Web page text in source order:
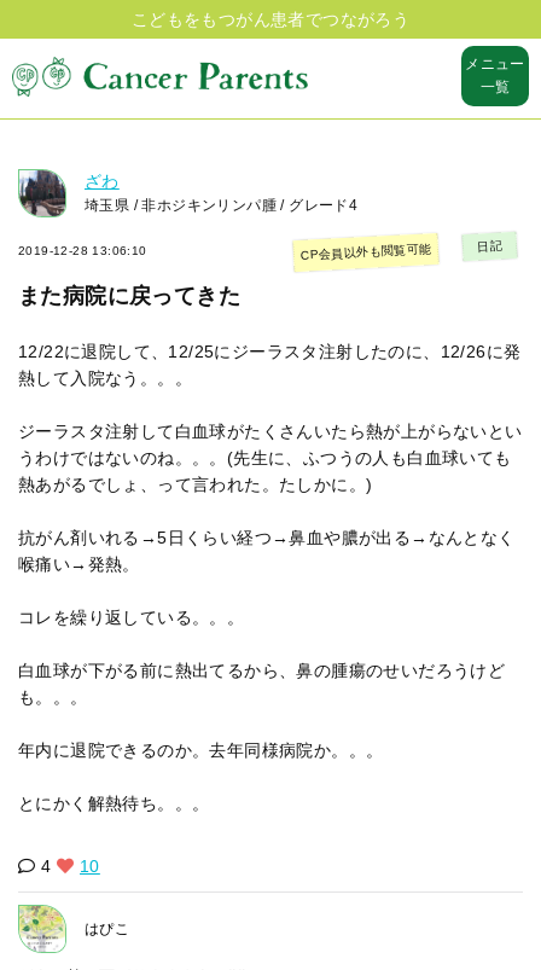
こどもをもつがん患者でつながろう
メニュー
一覧
ざわ
埼玉県 / 非ホジキンリンパ腫 / グレード4
2019-12-28 13:06:10
また病院に戻ってきた
CP会員以外も閲覧可能 日記
12/22に退院して、12/25にジーラスタ注射したのに、12/26に発
熱して入院なう。。。
ジーラスタ注射して白血球がたくさんいたら熱が上がらないとい
うわけではないのね。。。(先生に、ふつうの人も白血球いても
熱あがるでしょ、って言われた。たしかに。)
抗がん剤いれる→5日くらい経つ→鼻血や膿が出る→なんとなく
喉痛い→発熱。
コレを繰り返している。。。
白血球が下がる前に熱出てるから、鼻の腫瘍のせいだろうけど
も。。。
年内に退院できるのか。去年同様病院か。。。
とにかく解熱待ち。。。
4 10
はぴこ